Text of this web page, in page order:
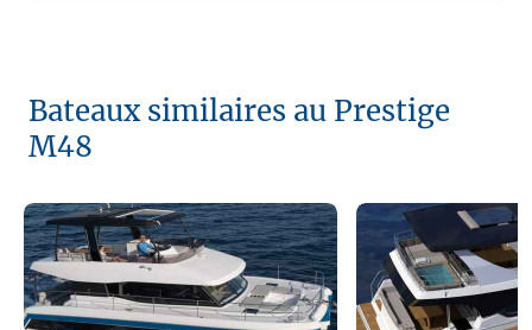
Bateaux similaires au Prestige
M48